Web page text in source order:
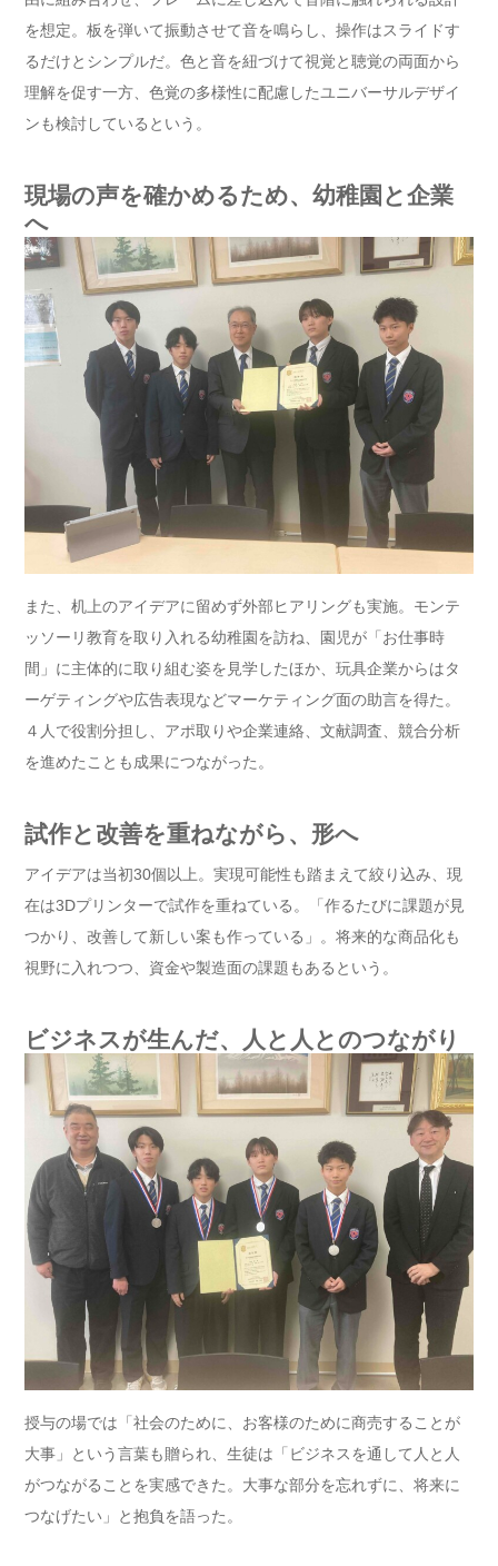
を想定。板を弾いて振動させて音を鳴らし、操作はスライドす
るだけとシンプルだ。色と音を紐づけて視覚と聴覚の両面から
理解を促す一方、色覚の多様性に配慮したユニバーサルデザイ
ンも検討しているという。
現場の声を確かめるため、幼稚園と企業
へ
また、机上のアイデアに留めず外部ヒアリングも実施。モンテ
ッソーリ教育を取り入れる幼稚園を訪ね、園児が「お仕事時
間」に主体的に取り組む姿を見学したほか、玩具企業からはタ
ーゲティングや広告表現などマーケティング面の助言を得た。
４人で役割分担し、アポ取りや企業連絡、文献調査、競合分析
を進めたことも成果につながった。
試作と改善を重ねながら、形へ
アイデアは当初30個以上。実現可能性も踏まえて絞り込み、現
在は3Dプリンターで試作を重ねている。「作るたびに課題が見
つかり、改善して新しい案も作っている」。将来的な商品化も
視野に入れつつ、資金や製造面の課題もあるという。
ビジネスが生んだ、人と人とのつながり
授与の場では「社会のために、お客様のために商売することが
大事」という言葉も贈られ、生徒は「ビジネスを通して人と人
がつながることを実感できた。大事な部分を忘れずに、将来に
つなげたい」と抱負を語った。